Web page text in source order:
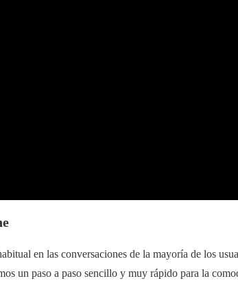
en las conversaciones de la mayoría de los
un paso a paso sencillo y muy rápido para la